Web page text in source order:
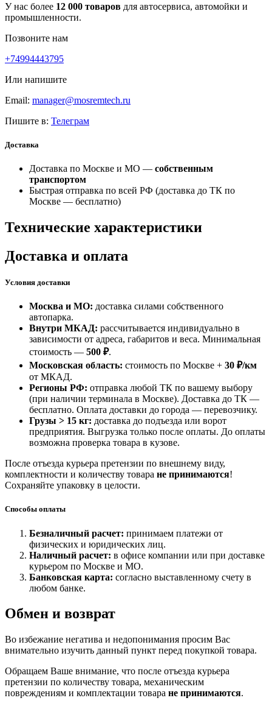
У нас более 12 000 товаров для автосервиса, автомойки и
промышленности.
Позвоните нам
+74994443795
Или напишите
Email: manager@mosremtech.ru
Пишите в: Телеграм
Доставка
Доставка по Москве и МО — собственным
транспортом
Быстрая отправка по всей РФ (доставка до ТК по
Москве — бесплатно)
Технические характеристики
Доставка и оплата
Условия доставки
Москва и МО: доставка силами собственного
автопарка.
Внутри МКАД: рассчитывается индивидуально в
зависимости от адреса, габаритов и веса. Минимальная
стоимость — 500 ₽.
Московская область: стоимость по Москве + 30 ₽/км
от МКАД.
Регионы РФ: отправка любой ТК по вашему выбору
(при наличии терминала в Москве). Доставка до ТК —
бесплатно. Оплата доставки до города — перевозчику.
Грузы > 15 кг: доставка до подъезда или ворот
предприятия. Выгрузка только после оплаты. До оплаты
возможна проверка товара в кузове.
После отъезда курьера претензии по внешнему виду,
комплектности и количеству товара не принимаются!
Сохраняйте упаковку в целости.
Способы оплаты
Безналичный расчет: принимаем платежи от
физических и юридических лиц.
Наличный расчет: в офисе компании или при доставке
курьером по Москве и МО.
Банковская карта: согласно выставленному счету в
любом банке.
Обмен и возврат
Во избежание негатива и недопонимания просим Вас
внимательно изучить данный пункт перед покупкой товара.
Обращаем Ваше внимание, что после отъезда курьера
претензии по количеству товара, механическим
повреждениям и комплектации товара не принимаются.